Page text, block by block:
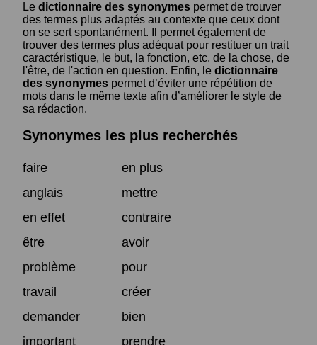
Le dictionnaire des synonymes permet de trouver
des termes plus adaptés au contexte que ceux dont
on se sert spontanément. Il permet également de
trouver des termes plus adéquat pour restituer un trait
caractéristique, le but, la fonction, etc. de la chose, de
l'être, de l'action en question. Enfin, le dictionnaire
des synonymes permet d’éviter une répétition de
mots dans le même texte afin d’améliorer le style de
sa rédaction.
Synonymes les plus recherchés
faire
en plus
anglais
mettre
en effet
contraire
être
avoir
problème
pour
travail
créer
demander
bien
important
prendre